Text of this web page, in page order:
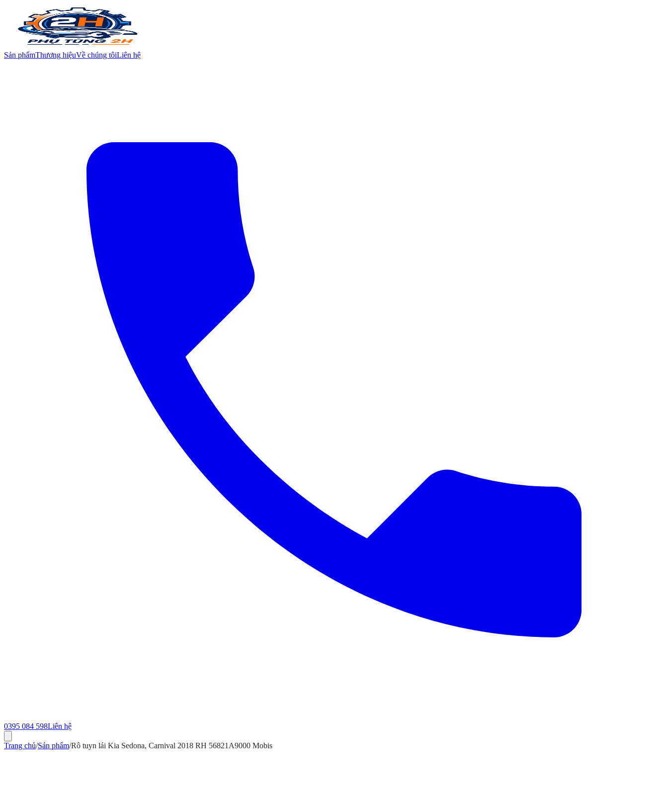
Sản phẩmThương hiệuVề chúng tôiLiên hệ
0395 084 598Liên hệ
Trang chủ/Sản phẩm/Rô tuyn lái Kia Sedona, Carnival 2018 RH 56821A9000 Mobis